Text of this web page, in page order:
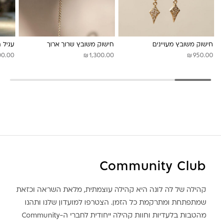
חישוק משובץ מעויינים
₪ 950.00
חישוק משובץ שרוך ארוך
₪ 1,300.00
עגיל
Community Club
קהילה של לה לונה היא קהילה עוצמתית, מלאת השראה וכזאת
שמתפתחת ומתרקמת כל הזמן. הצטרפו למועדון שלנו ותהנו
מהטבות בלעדיות וחוות קהילה ייחודית לחברי ה-Community